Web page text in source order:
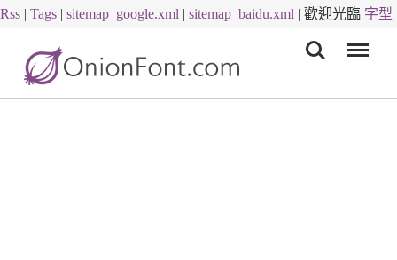
Rss | Tags | sitemap_google.xml | sitemap_baidu.xml | 歡迎光臨 字型